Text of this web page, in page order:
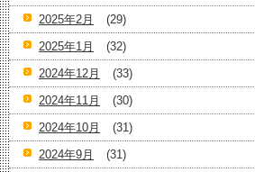
2025年2月
(29)
2025年1月
(32)
2024年12月
(33)
2024年11月
(30)
2024年10月
(31)
2024年9月
(31)